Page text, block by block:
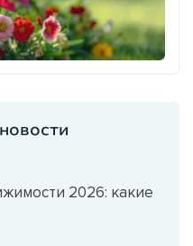
2026: какие